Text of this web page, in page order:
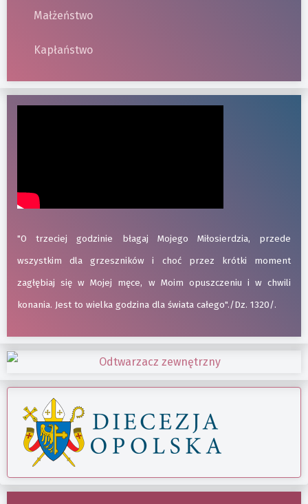
Małżeństwo
Kapłaństwo
"O trzeciej godzinie błagaj Mojego Miłosierdzia, przede
wszystkim dla grzeszników i choć przez krótki moment
zagłębiaj się w Mojej męce, w Moim opuszczeniu i w chwili
konania. Jest to wielka godzina dla świata całego"./Dz. 1320/.